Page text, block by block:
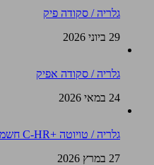
גלריה / סקודה פיק
29 ביוני 2026
גלריה / סקודה אפיק
24 במאי 2026
גלריה / טויוטה +C-HR חשמלית
27 במרץ 2026